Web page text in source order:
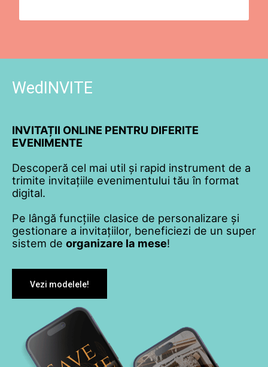
WedINVITE
INVITAȚII ONLINE PENTRU DIFERITE
EVENIMENTE
Descoperă cel mai util și rapid instrument de a
trimite invitațiile evenimentului tău în format
digital.
Pe lângă funcțiile clasice de personalizare și
gestionare a invitațiilor, beneficiezi de un super
sistem de organizare la mese!
Vezi modelele!